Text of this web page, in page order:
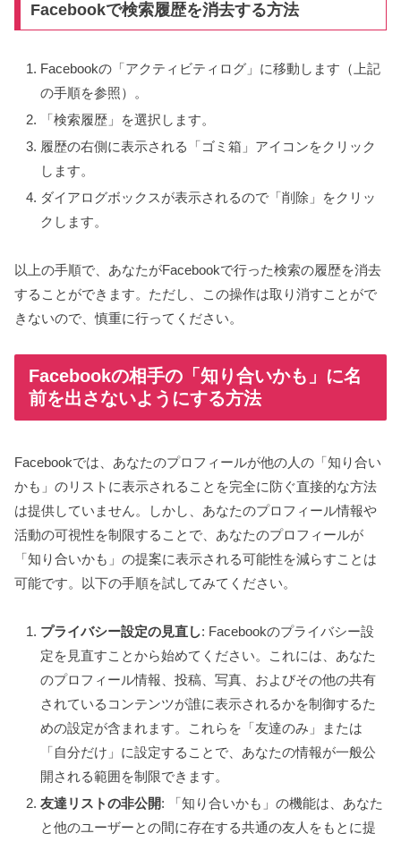
Facebookで検索履歴を消去する方法
Facebookの「アクティビティログ」に移動します（上記
の手順を参照）。
「検索履歴」を選択します。
履歴の右側に表示される「ゴミ箱」アイコンをクリック
します。
ダイアログボックスが表示されるので「削除」をクリッ
クします。
以上の手順で、あなたがFacebookで行った検索の履歴を消去
することができます。ただし、この操作は取り消すことがで
きないので、慎重に行ってください。
Facebookの相手の「知り合いかも」に名
前を出さないようにする方法
Facebookでは、あなたのプロフィールが他の人の「知り合い
かも」のリストに表示されることを完全に防ぐ直接的な方法
は提供していません。しかし、あなたのプロフィール情報や
活動の可視性を制限することで、あなたのプロフィールが
「知り合いかも」の提案に表示される可能性を減らすことは
可能です。以下の手順を試してみてください。
プライバシー設定の見直し: Facebookのプライバシー設
定を見直すことから始めてください。これには、あなた
のプロフィール情報、投稿、写真、およびその他の共有
されているコンテンツが誰に表示されるかを制御するた
めの設定が含まれます。これらを「友達のみ」または
「自分だけ」に設定することで、あなたの情報が一般公
開される範囲を制限できます。
友達リストの非公開: 「知り合いかも」の機能は、あなた
と他のユーザーとの間に存在する共通の友人をもとに提